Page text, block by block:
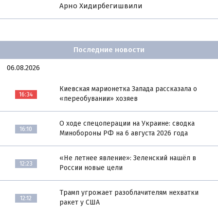
Арно Хидирбегишвили
Последние новости
06.08.2026
16:34
Киевская марионетка Запада рассказала о
«переобувании» хозяев
16:10
О ходе спецоперации на Украине: сводка
Минобороны РФ на 6 августа 2026 года
12:23
«Не летнее явление»: Зеленский нашёл в
России новые цели
12:12
Трамп угрожает разоблачителям нехватки
ракет у США